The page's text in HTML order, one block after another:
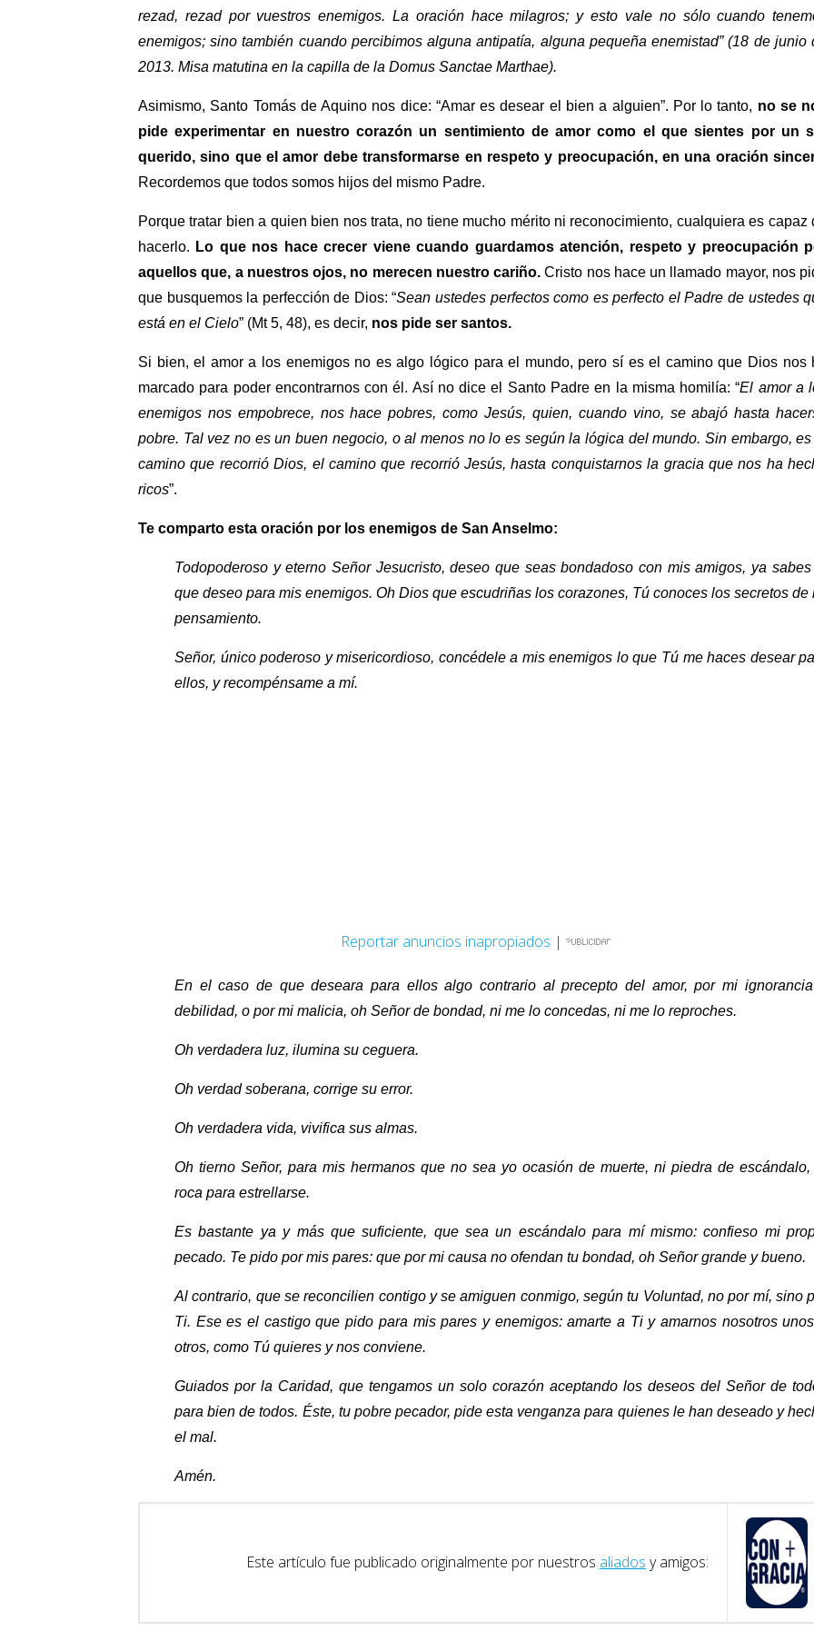
rezad, rezad por vuestros enemigos. La oración hace milagros; y esto vale no sólo cuando
enemigos; sino también cuando percibimos alguna antipatía, alguna pequeña enemistad” (18 de junio
2013. Misa matutina en la capilla de la Domus Sanctae Marthae).
Asimismo, Santo Tomás de Aquino nos dice: “Amar es desear el bien a alguien”. Por lo tanto, no se
pide experimentar en nuestro corazón un sentimiento de amor como el que sientes por un
querido, sino que el amor debe transformarse en respeto y preocupación, en una oración
Recordemos que todos somos hijos del mismo Padre.
Porque tratar bien a quien bien nos trata, no tiene mucho mérito ni reconocimiento, cualquiera es capaz
hacerlo. Lo que nos hace crecer viene cuando guardamos atención, respeto y preocupación
aquellos que, a nuestros ojos, no merecen nuestro cariño.Cristo nos hace un llamado mayor, nos
que busquemos la perfección de Dios: “Sean ustedes perfectos como es perfecto el Padre de ustedes
está en el Cielo” (Mt 5, 48), es decir, nos pide ser santos.
Si bien, el amor a los enemigos no es algo lógico para el mundo, pero sí es el camino que Dios nos
marcado para poder encontrarnos con él. Así no dice el Santo Padre en la misma homilía: “El amor a
enemigos nos empobrece, nos hace pobres, como Jesús, quien, cuando vino, se abajó hasta
pobre. Tal vez no es un buen negocio, o al menos no lo es según la lógica del mundo. Sin embargo,
camino que recorrió Dios, el camino que recorrió Jesús, hasta conquistarnos la gracia que nos ha
ricos”.
Te comparto esta oración por los enemigos de San Anselmo:
Todopoderoso y eterno Señor Jesucristo, deseo que seas bondadoso con mis amigos, ya
que deseo para mis enemigos. Oh Dios que escudriñas los corazones, Tú conoces los secretos de
pensamiento.
Señor, único poderoso y misericordioso, concédele a mis enemigos lo que Tú me haces desear
ellos, y recompénsame a mí.
Reportar anuncios inapropiados |
En el caso de que deseara para ellos algo contrario al precepto del amor, por mi
debilidad, o por mi malicia, oh Señor de bondad, ni me lo concedas, ni me lo reproches.
Oh verdadera luz, ilumina su ceguera.
Oh verdad soberana, corrige su error.
Oh verdadera vida, vivifica sus almas.
Oh tierno Señor, para mis hermanos que no sea yo ocasión de muerte, ni piedra de
roca para estrellarse.
Es bastante ya y más que suficiente, que sea un escándalo para mí mismo: confieso mi
pecado. Te pido por mis pares: que por mi causa no ofendan tu bondad, oh Señor grande y bueno.
Al contrario, que se reconcilien contigo y se amiguen conmigo, según tu Voluntad, no por mí, sino
Ti. Ese es el castigo que pido para mis pares y enemigos: amarte a Ti y amarnos nosotros
otros, como Tú quieres y nos conviene.
Guiados por la Caridad, que tengamos un solo corazón aceptando los deseos del Señor de
para bien de todos. Éste, tu pobre pecador, pide esta venganza para quienes le han deseado y
el mal.
Amén.
Este artículo fue publicado originalmente por nuestros aliados y amigos: